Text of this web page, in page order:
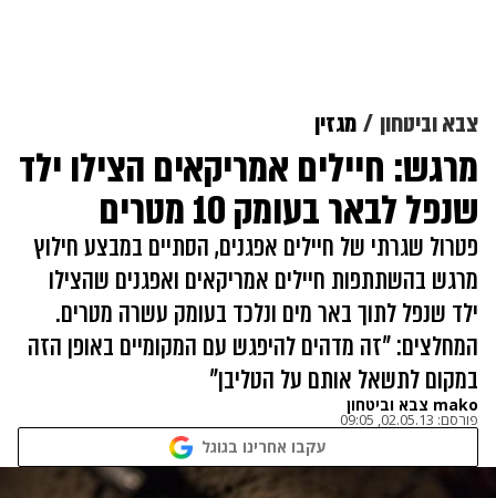
צבא וביטחון מגזין
מרגש: חיילים אמריקאים הצילו ילד
שנפל לבאר בעומק 10 מטרים
פטרול שגרתי של חיילים אפגנים, הסתיים במבצע חילוץ
מרגש בהשתתפות חיילים אמריקאים ואפגנים שהצילו
ילד שנפל לתוך באר מים ונלכד בעומק עשרה מטרים.
המחלצים: "זה מדהים להיפגש עם המקומיים באופן הזה
במקום לתשאל אותם על הטליבן"
mako צבא וביטחון
פורסם: 02.05.13, 09:05
עקבו אחרינו בגוגל